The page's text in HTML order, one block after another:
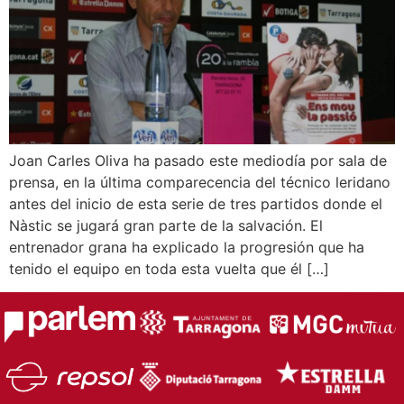
Joan Carles Oliva ha pasado este mediodía por sala de
prensa, en la última comparecencia del técnico leridano
antes del inicio de esta serie de tres partidos donde el
Nàstic se jugará gran parte de la salvación. El
entrenador grana ha explicado la progresión que ha
tenido el equipo en toda esta vuelta que él […]